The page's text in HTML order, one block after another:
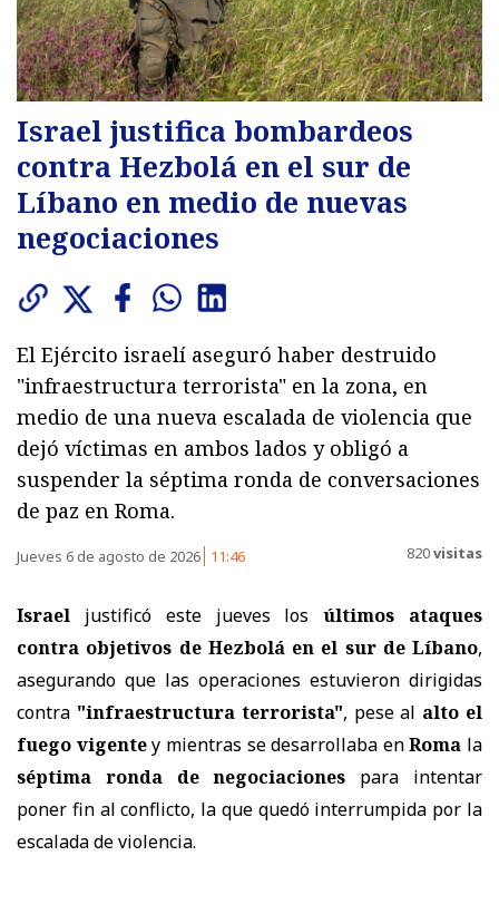
Israel justifica bombardeos
contra Hezbolá en el sur de
Líbano en medio de nuevas
negociaciones
El Ejército israelí aseguró haber destruido
"infraestructura terrorista" en la zona, en
medio de una nueva escalada de violencia que
dejó víctimas en ambos lados y obligó a
suspender la séptima ronda de conversaciones
de paz en Roma.
Jueves 6 de agosto de 2026 11:46 820visitas
Israel justificó este jueves losúltimos ataques
contra objetivos de Hezbolá en el sur de Líbano,
asegurando que las operaciones estuvieron dirigidas
contra "infraestructura terrorista", pese al alto el
fuego vigentey mientras se desarrollaba enRoma la
séptima ronda de negociaciones para intentar
poner fin al conflicto, la que quedó interrumpida por la
escalada de violencia.